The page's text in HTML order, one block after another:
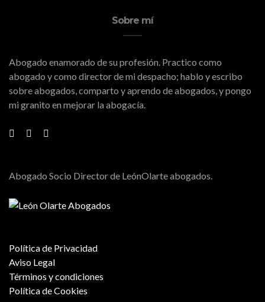
Sobre mí
Abogado enamorado de su profesión. Practico como
abogado y como director de mi despacho; hablo y escribo
sobre abogados, comparto y aprendo de abogados, y pongo
mi granito en mejorar la abogacía.
Abogado Socio Director de LeónOlarte abogados.
Política de Privacidad
Aviso Legal
Términos y condiciones
Política de Cookies